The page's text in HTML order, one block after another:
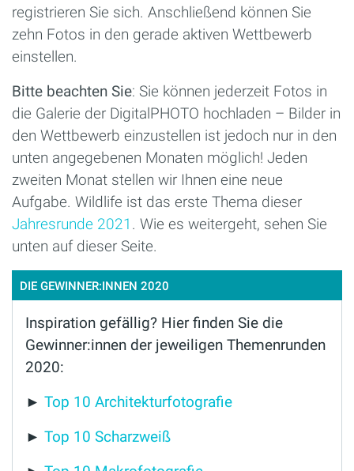
registrieren Sie sich. Anschließend können Sie
zehn Fotos in den gerade aktiven Wettbewerb
einstellen.
Bitte beachten Sie: Sie können jederzeit Fotos in
die Galerie der DigitalPHOTO hochladen – Bilder in
den Wettbewerb einzustellen ist jedoch nur in den
unten angegebenen Monaten möglich! Jeden
zweiten Monat stellen wir Ihnen eine neue
Aufgabe. Wildlife ist das erste Thema dieser
Jahresrunde 2021 . Wie es weitergeht, sehen Sie
unten auf dieser Seite.
DIE GEWINNER:INNEN 2020
Inspiration gefällig? Hier finden Sie die
Gewinner:innen der jeweiligen Themenrunden
2020:
► Top 10 Architekturfotografie
► Top 10 Scharzweiß